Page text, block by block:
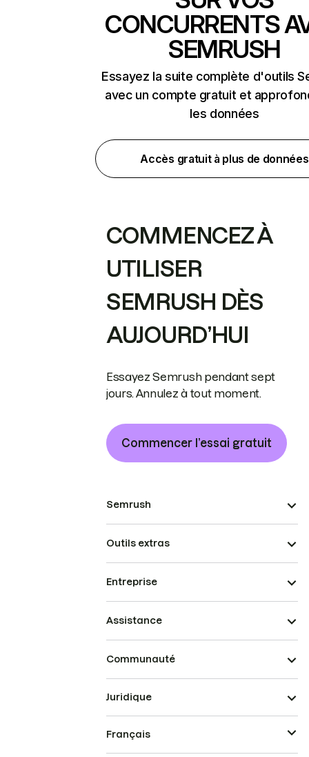
CONCURRENTS
SEMRUSH
Essayez la suite complète d'outils
avec un compte gratuit et
les données
Accès gratuit à plus de données
COMMENCEZ À
UTILISER
SEMRUSH DÈS
AUJOURD’HUI
Essayez Semrush pendant sept
jours. Annulez à tout moment.
Commencer l’essai gratuit
Semrush
Outils extras
Entreprise
Assistance
Communauté
Juridique
Français